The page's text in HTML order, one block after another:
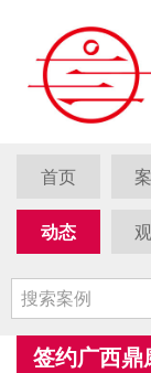
首页
动态
签约广西鼎